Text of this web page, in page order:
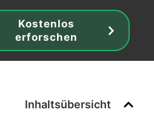
Kostenlos
erforschen
Inhaltsübersicht